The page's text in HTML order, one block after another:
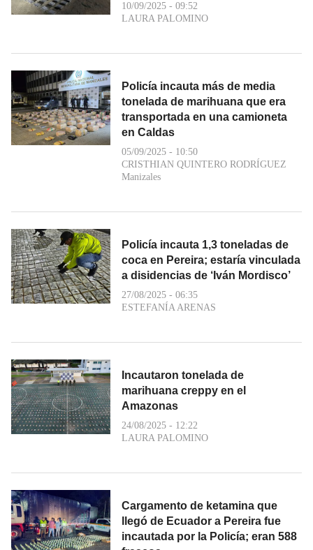
10/09/2025 - 09:52
LAURA PALOMINO
Policía incauta más de media
tonelada de marihuana que era
transportada en una camioneta
en Caldas
05/09/2025 - 10:50
CRISTHIAN QUINTERO RODRÍGUEZ
Manizales
Policía incauta 1,3 toneladas de
coca en Pereira; estaría vinculada
a disidencias de ‘Iván Mordisco’
27/08/2025 - 06:35
ESTEFANÍA ARENAS
Incautaron tonelada de
marihuana creppy en el
Amazonas
24/08/2025 - 12:22
LAURA PALOMINO
Cargamento de ketamina que
llegó de Ecuador a Pereira fue
incautada por la Policía; eran 588